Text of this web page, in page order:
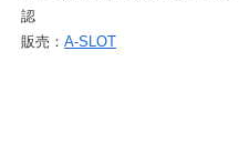
認
販売： A-SLOT